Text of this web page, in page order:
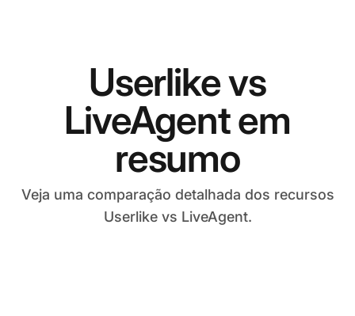
Userlike vs
LiveAgent em
resumo
Veja uma comparação detalhada dos recursos
Userlike vs LiveAgent.